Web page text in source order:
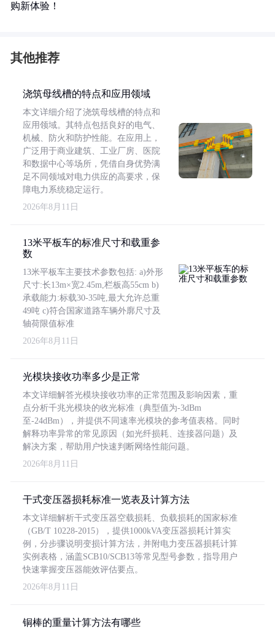
购新体验！
其他推荐
浇筑母线槽的特点和应用领域
本文详细介绍了浇筑母线槽的特点和
应用领域。其特点包括良好的电气、
机械、防火和防护性能。在应用上，
广泛用于商业建筑、工业厂房、医院
和数据中心等场所，凭借自身优势满
足不同领域对电力供应的高要求，保
障电力系统稳定运行。
2026年8月11日
13米平板车的标准尺寸和载重参
数
13米平板车主要技术参数包括: a)外形
尺寸:长13m×宽2.45m,栏板高55cm b)
承载能力:标载30-35吨,最大允许总重
49吨 c)符合国家道路车辆外廓尺寸及
轴荷限值标准
2026年8月11日
光模块接收功率多少是正常
本文详细解答光模块接收功率的正常范围及影响因素，重
点分析千兆光模块的收光标准（典型值为-3dBm
至-24dBm），并提供不同速率光模块的参考值表格。同时
解释功率异常的常见原因（如光纤损耗、连接器问题）及
解决方案，帮助用户快速判断网络性能问题。
2026年8月11日
干式变压器损耗标准一览表及计算方法
本文详细解析干式变压器空载损耗、负载损耗的国家标准
（GB/T 10228-2015），提供1000kVA变压器损耗计算实
例，分步骤说明变损计算方法，并附电力变压器损耗计算
实例表格，涵盖SCB10/SCB13等常见型号参数，指导用户
快速掌握变压器能效评估要点。
2026年8月11日
铜棒的重量计算方法有哪些